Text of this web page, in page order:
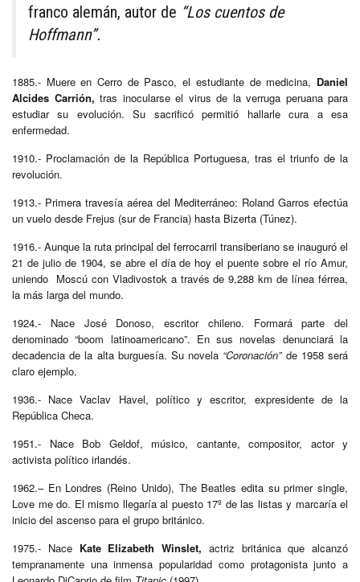
franco alemán, autor de “Los cuentos de
Hoffmann”.
1885.- Muere en Cerro de Pasco, el estudiante de medicina, Daniel
Alcides Carrión, tras inocularse el virus de la verruga peruana para
estudiar su evolución. Su sacrificó permitió hallarle cura a esa
enfermedad.
1910.- Proclamación de la República Portuguesa, tras el triunfo de la
revolución.
1913.- Primera travesía aérea del Mediterráneo: Roland Garros efectúa
un vuelo desde Frejus (sur de Francia) hasta Bizerta (Túnez).
1916.- Aunque la ruta principal del ferrocarril transiberiano se inauguró el
21 de julio de 1904, se abre el día de hoy el puente sobre el río Amur,
uniendo Moscú con Vladivostok a través de 9,288 km de línea férrea,
la más larga del mundo.
1924.- Nace José Donoso, escritor chileno. Formará parte del
denominado “boom latinoamericano”. En sus novelas denunciará la
decadencia de la alta burguesía. Su novela “Coronación”de 1958 será
claro ejemplo.
1936.- Nace Vaclav Havel, político y escritor, expresidente de la
República Checa.
1951.- Nace Bob Geldof, músico, cantante, compositor, actor y
activista político irlandés.
1962.– En Londres (Reino Unido), The Beatles edita su primer single,
Love me do. El mismo llegaría al puesto 17º de las listas y marcaría el
inicio del ascenso para el grupo británico.
1975.- Nace Kate Elizabeth Winslet, actriz británica que alcanzó
tempranamente una inmensa popularidad como protagonista junto a